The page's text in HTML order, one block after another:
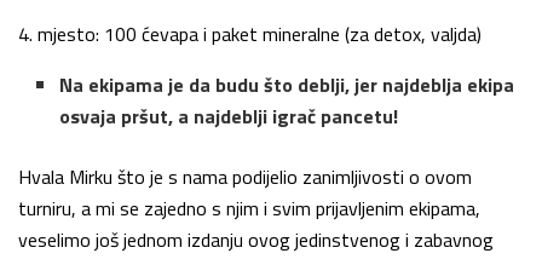
4. mjesto: 100 ćevapa i paket mineralne (za detox, valjda)
Na ekipama je da budu što deblji, jer najdeblja ekipa
osvaja pršut, a najdeblji igrač pancetu!
Hvala Mirku što je s nama podijelio zanimljivosti o ovom
turniru, a mi se zajedno s njim i svim prijavljenim ekipama,
veselimo još jednom izdanju ovog jedinstvenog i zabavnog